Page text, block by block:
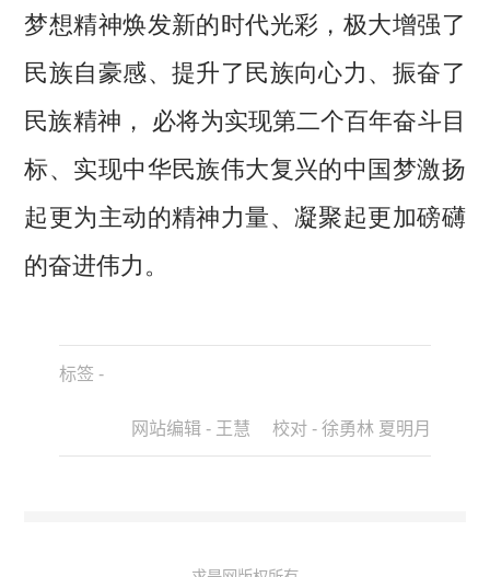
梦想精神焕发新的时代光彩，极大增强了
民族自豪感、提升了民族向心力、振奋了
民族精神， 必将为实现第二个百年奋斗目
标、实现中华民族伟大复兴的中国梦激扬
起更为主动的精神力量、凝聚起更加磅礴
的奋进伟力。
标签 -
网站编辑 - 王慧 校对 - 徐勇林 夏明月